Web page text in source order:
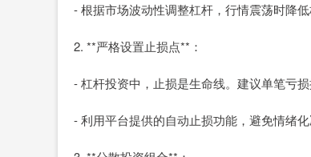
- 根据市场波动性调整杠杆，行情震荡时降低
2. **严格设置止损点**：
- 杠杆投资中，止损是生命线。建议单笔亏损
- 利用平台提供的自动止损功能，避免情绪化